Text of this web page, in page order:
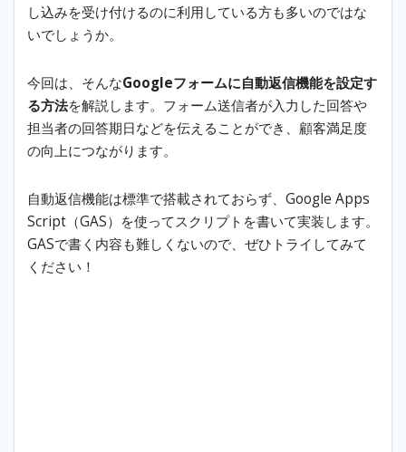
し込みを受け付けるのに利用している方も多いのではな
いでしょうか。
今回は、そんなGoogleフォームに自動返信機能を設定す
る方法を解説します。フォーム送信者が入力した回答や
担当者の回答期日などを伝えることができ、顧客満足度
の向上につながります。
自動返信機能は標準で搭載されておらず、Google Apps
Script（GAS）を使ってスクリプトを書いて実装します。
GASで書く内容も難しくないので、ぜひトライしてみて
ください！